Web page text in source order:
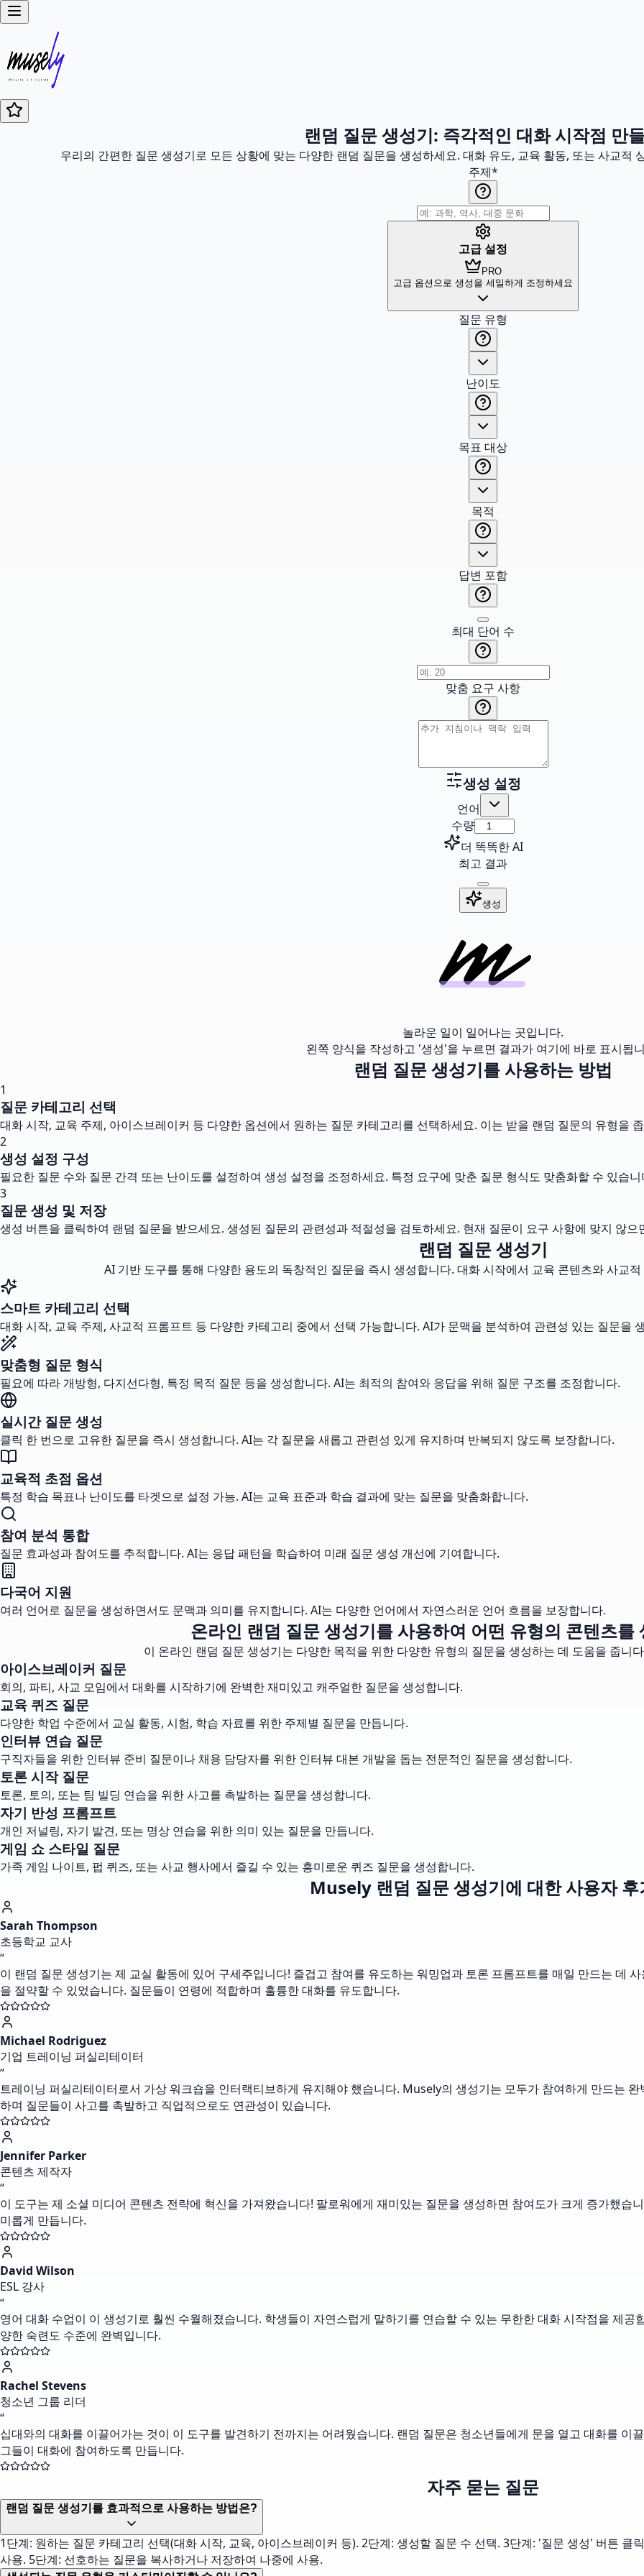
랜덤 질문 생성기: 즉각적인 대화 시작점 만
우리의 간편한 질문 생성기로 모든 상황에 맞는 다양한 랜덤 질문을 생성하세요. 대화 유도, 교육 활동, 또는 사교적
주제*
고급 설정
PRO
고급 옵션으로 생성을 세밀하게 조정하세요
질문 유형
난이도
목표 대상
목적
답변 포함
최대 단어 수
맞춤 요구 사항
생성 설정
언어
수량
더 똑똑한 AI
최고 결과
생성
놀라운 일이 일어나는 곳입니다.
왼쪽 양식을 작성하고 '생성'을 누르면 결과가 여기에 바로 표시됩
랜덤 질문 생성기를 사용하는 방법
1
질문 카테고리 선택
대화 시작, 교육 주제, 아이스브레이커 등 다양한 옵션에서 원하는 질문 카테고리를 선택하세요. 이는 받을 랜덤 질문의 유형을
2
생성 설정 구성
필요한 질문 수와 질문 간격 또는 난이도를 설정하여 생성 설정을 조정하세요. 특정 요구에 맞춘 질문 형식도 맞춤화할 수 있습니
3
질문 생성 및 저장
생성 버튼을 클릭하여 랜덤 질문을 받으세요. 생성된 질문의 관련성과 적절성을 검토하세요. 현재 질문이 요구 사항에 맞지 않
랜덤 질문 생성기
AI 기반 도구를 통해 다양한 용도의 독창적인 질문을 즉시 생성합니다. 대화 시작에서 교육 콘텐츠와 사교
스마트 카테고리 선택
대화 시작, 교육 주제, 사교적 프롬프트 등 다양한 카테고리 중에서 선택 가능합니다. AI가 문맥을 분석하여 관련성 있는 질문을
맞춤형 질문 형식
필요에 따라 개방형, 다지선다형, 특정 목적 질문 등을 생성합니다. AI는 최적의 참여와 응답을 위해 질문 구조를 조정합니다.
실시간 질문 생성
클릭 한 번으로 고유한 질문을 즉시 생성합니다. AI는 각 질문을 새롭고 관련성 있게 유지하며 반복되지 않도록 보장합니다.
교육적 초점 옵션
특정 학습 목표나 난이도를 타겟으로 설정 가능. AI는 교육 표준과 학습 결과에 맞는 질문을 맞춤화합니다.
참여 분석 통합
질문 효과성과 참여도를 추적합니다. AI는 응답 패턴을 학습하여 미래 질문 생성 개선에 기여합니다.
다국어 지원
여러 언어로 질문을 생성하면서도 문맥과 의미를 유지합니다. AI는 다양한 언어에서 자연스러운 언어 흐름을 보장합니다.
온라인 랜덤 질문 생성기를 사용하여 어떤 유형의 콘텐츠를
이 온라인 랜덤 질문 생성기는 다양한 목적을 위한 다양한 유형의 질문을 생성하는 데 도움을 줍니
아이스브레이커 질문
회의, 파티, 사교 모임에서 대화를 시작하기에 완벽한 재미있고 캐주얼한 질문을 생성합니다.
교육 퀴즈 질문
다양한 학업 수준에서 교실 활동, 시험, 학습 자료를 위한 주제별 질문을 만듭니다.
인터뷰 연습 질문
구직자들을 위한 인터뷰 준비 질문이나 채용 담당자를 위한 인터뷰 대본 개발을 돕는 전문적인 질문을 생성합니다.
토론 시작 질문
토론, 토의, 또는 팀 빌딩 연습을 위한 사고를 촉발하는 질문을 생성합니다.
자기 반성 프롬프트
개인 저널링, 자기 발견, 또는 명상 연습을 위한 의미 있는 질문을 만듭니다.
게임 쇼 스타일 질문
가족 게임 나이트, 펍 퀴즈, 또는 사교 행사에서 즐길 수 있는 흥미로운 퀴즈 질문을 생성합니다.
Musely 랜덤 질문 생성기에 대한 사용자 후
Sarah Thompson
초등학교 교사
“
이 랜덤 질문 생성기는 제 교실 활동에 있어 구세주입니다! 즐겁고 참여를 유도하는 워밍업과 토론 프롬프트를 매일 만드는 데
을 절약할 수 있었습니다. 질문들이 연령에 적합하며 훌륭한 대화를 유도합니다.
Michael Rodriguez
기업 트레이닝 퍼실리테이터
“
트레이닝 퍼실리테이터로서 가상 워크숍을 인터랙티브하게 유지해야 했습니다. Musely의 생성기는 모두가 참여하게 만드는
하며 질문들이 사고를 촉발하고 직업적으로도 연관성이 있습니다.
Jennifer Parker
콘텐츠 제작자
“
이 도구는 제 소셜 미디어 콘텐츠 전략에 혁신을 가져왔습니다! 팔로워에게 재미있는 질문을 생성하면 참여도가 크게 증가했습
미롭게 만듭니다.
David Wilson
ESL 강사
“
영어 대화 수업이 이 생성기로 훨씬 수월해졌습니다. 학생들이 자연스럽게 말하기를 연습할 수 있는 무한한 대화 시작점을 제
양한 숙련도 수준에 완벽입니다.
Rachel Stevens
청소년 그룹 리더
“
십대와의 대화를 이끌어가는 것이 이 도구를 발견하기 전까지는 어려웠습니다. 랜덤 질문은 청소년들에게 문을 열고 대화를 이
그들이 대화에 참여하도록 만듭니다.
자주 묻는 질문
랜덤 질문 생성기를 효과적으로 사용하는 방법은?
1단계: 원하는 질문 카테고리 선택(대화 시작, 교육, 아이스브레이커 등). 2단계: 생성할 질문 수 선택. 3단계: '질문 생성' 버튼 클
사용. 5단계: 선호하는 질문을 복사하거나 저장하여 나중에 사용.